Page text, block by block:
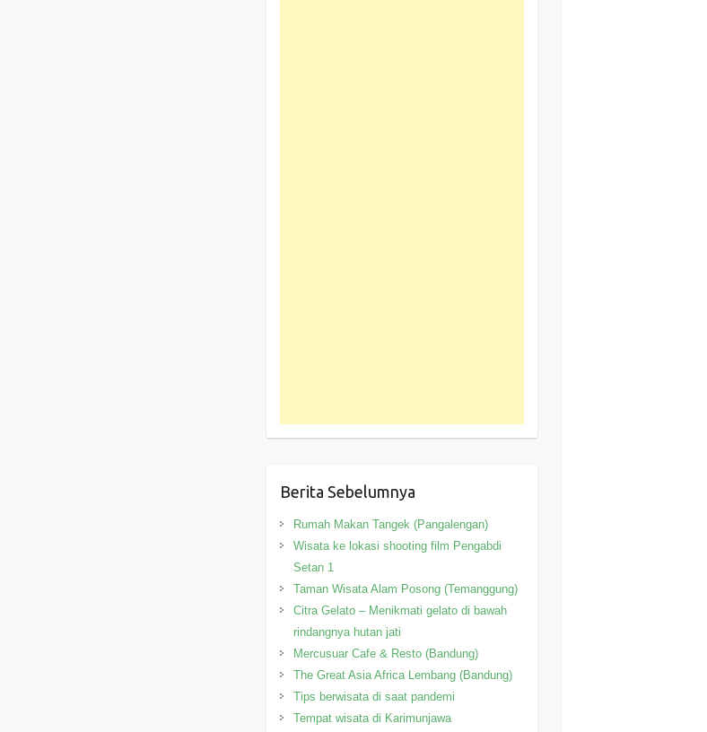
Berita Sebelumnya
Rumah Makan Tangek (Pangalengan)
Wisata ke lokasi shooting film Pengabdi
Setan 1
Taman Wisata Alam Posong (Temanggung)
Citra Gelato – Menikmati gelato di bawah
rindangnya hutan jati
Mercusuar Cafe & Resto (Bandung)
The Great Asia Africa Lembang (Bandung)
Tips berwisata di saat pandemi
Tempat wisata di Karimunjawa